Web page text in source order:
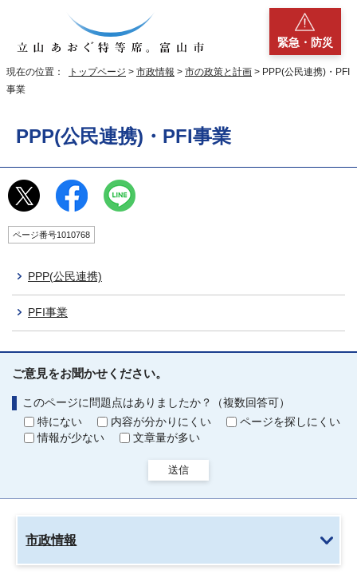
緊急・防災
現在の位置： トップページ > 市政情報 > 市の政策と計画 > PPP(公民連携)・PFI
事業
PPP(公民連携)・PFI事業
ページ番号1010768
PPP(公民連携)
PFI事業
ご意見をお聞かせください。
このページに問題点はありましたか？（複数回答可）
特にない
内容が分かりにくい
ページを探しにくい
情報が少ない
文章量が多い
送信
市政情報